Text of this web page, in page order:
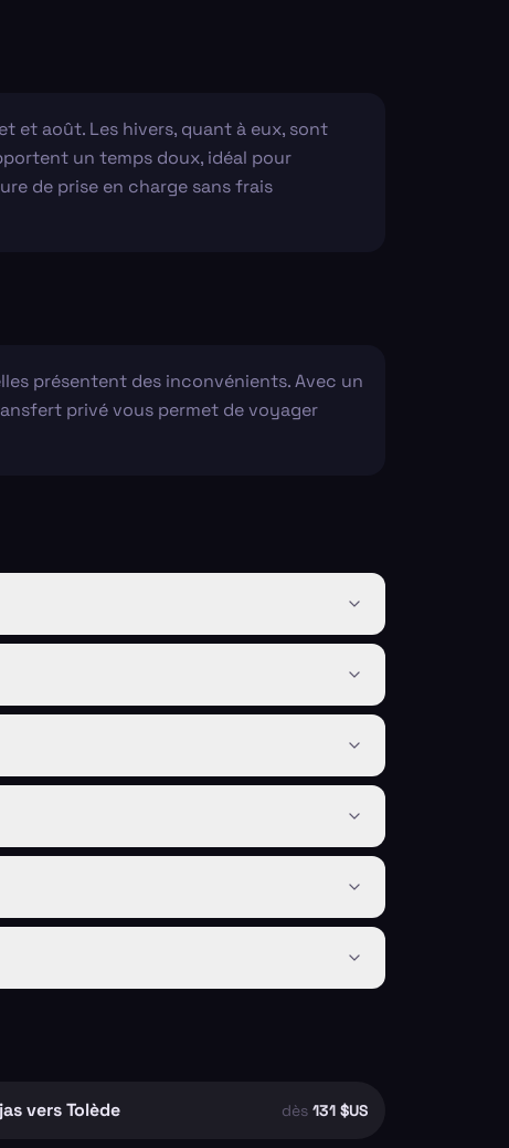
et août. Les hivers, quant à eux, sont
un temps doux, idéal pour
de prise en charge sans frais
présentent des inconvénients. Avec un
privé vous permet de voyager
vers Tolède dès 131 $US